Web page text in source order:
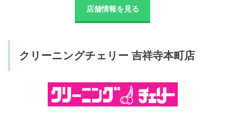
店舗情報を見る
クリーニングチェリー 吉祥寺本町店